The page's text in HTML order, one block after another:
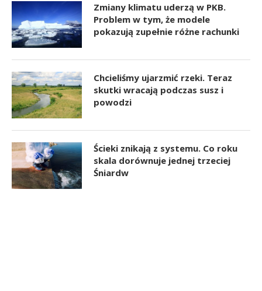
Zmiany klimatu uderzą w PKB.
Problem w tym, że modele
pokazują zupełnie różne rachunki
Chcieliśmy ujarzmić rzeki. Teraz
skutki wracają podczas susz i
powodzi
Ścieki znikają z systemu. Co roku
skala dorównuje jednej trzeciej
Śniardw